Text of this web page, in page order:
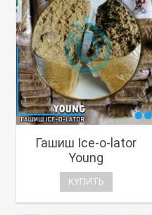
Гашиш Ice-o-lator
Young
КУПИТЬ